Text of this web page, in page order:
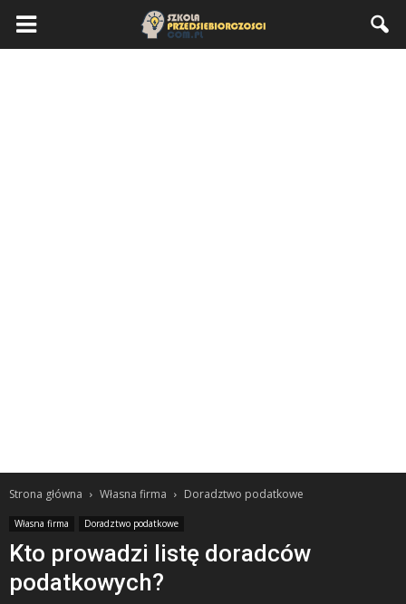
Strona główna Własna firma Doradztwo podatkowe
Własna firma Doradztwo podatkowe
Kto prowadzi listę doradców
podatkowych?